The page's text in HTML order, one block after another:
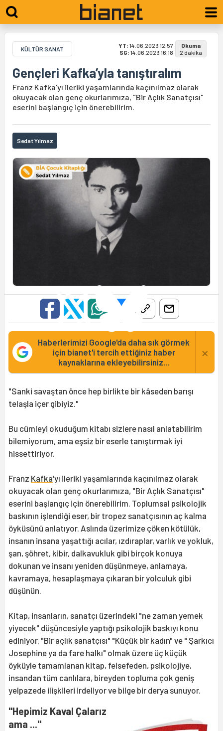
KÜLTÜR SANAT YT: 14.06.2023 12:57
SG: 14.06.2023 16:18
Okuma
2 dakika
Gençleri Kafka’yla tanıştıralım
Franz Kafka'yı ileriki yaşamlarında kaçınılmaz olarak
okuyacak olan genç okurlarımıza, "Bir Açlık Sanatçısı"
eserini başlangıç için önerebilirim.
Sedat Yılmaz
Haberlerimizi Google'da daha sık görmek
için bianet'i tercih ettiğiniz haber
kaynaklarına ekleyebilirsiniz...
×
"Sanki savaştan önce hep birlikte bir kâseden barışı
telaşla içer gibiyiz."
Bu cümleyi okuduğum kitabı sizlere nasıl anlatabilirim
bilemiyorum, ama eşsiz bir eserle tanıştırmak iyi
hissettiriyor.
Franz Kafka'yı ileriki yaşamlarında kaçınılmaz olarak
okuyacak olan genç okurlarımıza, "Bir Açlık Sanatçısı"
eserini başlangıç için önerebilirim. Toplumsal psikolojik
baskının işlendiği eser, bir tropez sanatçısının aç kalma
öyküsünü anlatıyor. Aslında üzerimize çöken kötülük,
insanın insana yaşattığı acılar, ızdıraplar, varlık ve yokluk,
şan, şöhret, kibir, dalkavukluk gibi birçok konuya
dokunan ve insanı yeniden düşünmeye, anlamaya,
kavramaya, hesaplaşmaya çıkaran bir yolculuk gibi
düşünün.
Kitap, insanların, sanatçı üzerindeki "ne zaman yemek
yiyecek" düşüncesiyle yaptığı psikolojik baskıyı konu
ediniyor. "Bir açlık sanatçısı" "Küçük bir kadın" ve " Şarkıcı
Josephine ya da fare halkı" olmak üzere üç küçük
öyküyle tamamlanan kitap, felsefeden, psikolojiye,
insandan tüm canlılara, bireyden topluma çok geniş
yelpazede ilişkileri irdeliyor ve bilge bir derya sunuyor.
"Hepimiz Kaval Çalarız
ama ..."